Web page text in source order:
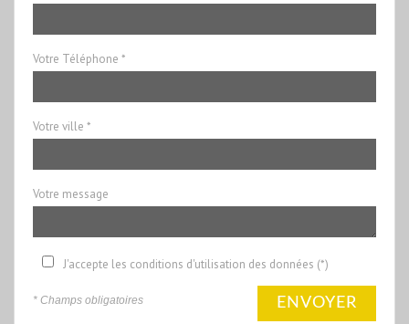
Votre Téléphone *
Votre ville *
Votre message
J'accepte les conditions d'utilisation des données (*)
* Champs obligatoires ENVOYER